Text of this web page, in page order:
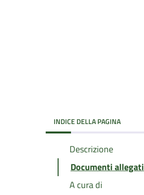
INDICE DELLA PAGINA
Descrizione
Documenti allegati
A cura di